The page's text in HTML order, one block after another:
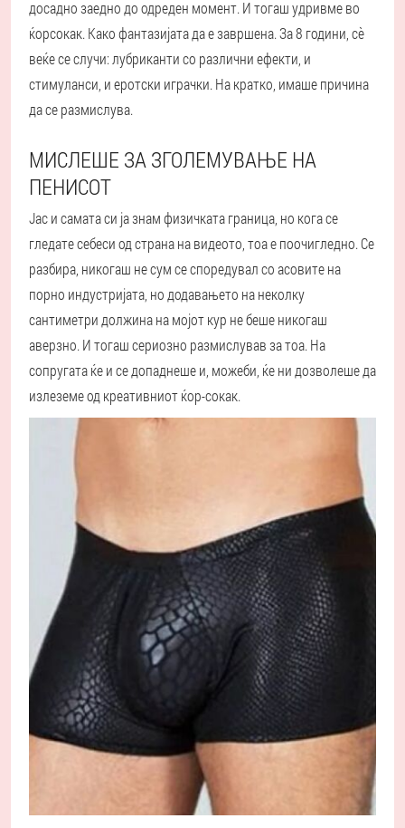
досадно заедно до одреден момент. И тогаш удривме во
ќорсокак. Како фантазијата да е завршена. За 8 години, сè
веќе се случи: лубриканти со различни ефекти, и
стимуланси, и еротски играчки. На кратко, имаше причина
да се размислува.
МИСЛЕШЕ ЗА ЗГОЛЕМУВАЊЕ НА
ПЕНИСОТ
Јас и самата си ја знам физичката граница, но кога се
гледате себеси од страна на видеото, тоа е поочигледно. Се
разбира, никогаш не сум се споредувал со асовите на
порно индустријата, но додавањето на неколку
сантиметри должина на мојот кур не беше никогаш
аверзно. И тогаш сериозно размислував за тоа. На
сопругата ќе и се допаднеше и, можеби, ќе ни дозволеше да
излеземе од креативниот ќор-сокак.